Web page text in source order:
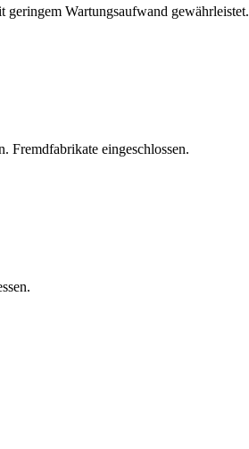
Wartungsaufwand gewährleistet.
Fremdfabrikate eingeschlossen.